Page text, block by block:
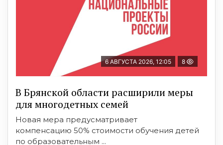
6 АВГУСТА 2026, 12:05 8
В Брянской области расширили меры
для многодетных семей
Новая мера предусматривает
компенсацию 50% стоимости обучения детей
по образовательным ...